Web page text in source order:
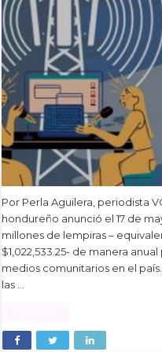
Por Perla Aguilera, periodista
hondureño anunció el 17 de
millones de lempiras –
$1,022,533.25- de manera
medios comunitarios en el
las …